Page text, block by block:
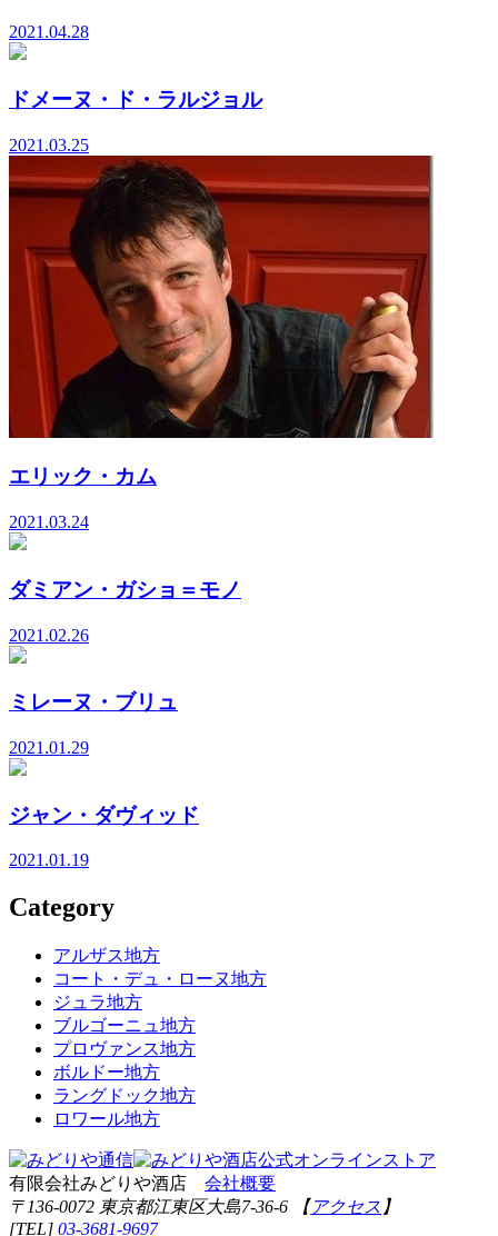
2021.04.28
ドメーヌ・ド・ラルジョル
2021.03.25
エリック・カム
2021.03.24
ダミアン・ガショ＝モノ
2021.02.26
ミレーヌ・ブリュ
2021.01.29
ジャン・ダヴィッド
2021.01.19
Category
アルザス地方
コート・デュ・ローヌ地方
ジュラ地方
ブルゴーニュ地方
プロヴァンス地方
ボルドー地方
ラングドック地方
ロワール地方
有限会社みどりや酒店 会社概要
〒136-0072 東京都江東区大島7-36-6 【 アクセス 】
[TEL] 03-3681-9697